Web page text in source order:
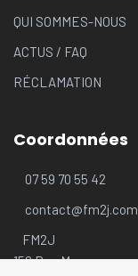
QUI SOMMES-NOUS
ACTUS / FAQ
RÉCLAMATION
Coordonnées
07 59 70 55 42
contact@fm2j.com
FM2J
156 Rue Moncey